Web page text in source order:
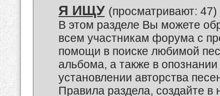
Я ИЩУ (просматривают: 47)
В этом разделе Вы можете
всем участникам форума с
помощи в поиске любимой
альбома, а также в опознании
установлении авторства
Правила раздела, создайте в